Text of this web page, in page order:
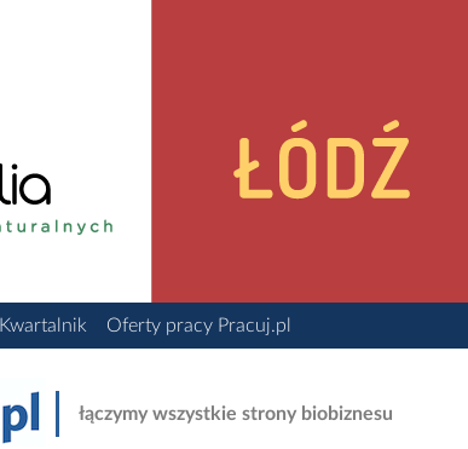
Kwartalnik Oferty pracy Pracuj.pl
łączymy wszystkie strony biobiznesu